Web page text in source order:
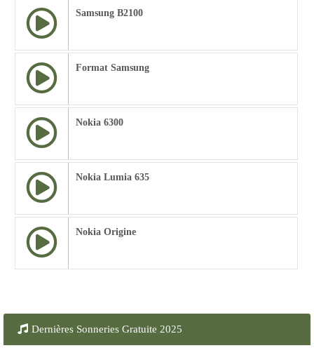
Samsung B2100
Format Samsung
Nokia 6300
Nokia Lumia 635
Nokia Origine
Dernières Sonneries Gratuite 2025